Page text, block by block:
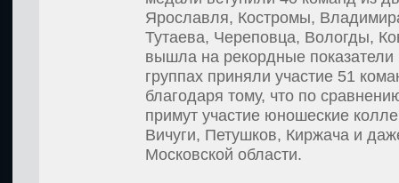
Ярославля, Костромы,
Тутаева, Череповца, Вологды,
вышла на рекордные показатели
группах приняли участие 51
благодаря тому, что по
примут участие юношеские
Вичуги, Петушков, Киржача и
Московской области.